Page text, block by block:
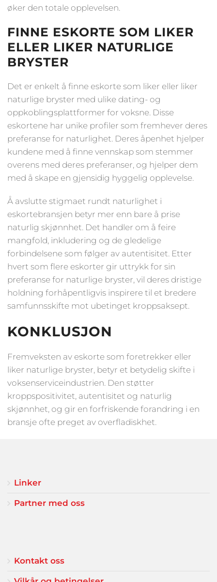
øker den totale opplevelsen.
FINNE ESKORTE SOM LIKER
ELLER LIKER NATURLIGE
BRYSTER
Det er enkelt å finne eskorte som liker eller liker
naturlige bryster med ulike dating- og
oppkoblingsplattformer for voksne. Disse
eskortene har unike profiler som fremhever deres
preferanse for naturlighet. Deres åpenhet hjelper
kundene med å finne vennskap som stemmer
overens med deres preferanser, og hjelper dem
med å skape en gjensidig hyggelig opplevelse.
Å avslutte stigmaet rundt naturlighet i
eskortebransjen betyr mer enn bare å prise
naturlig skjønnhet. Det handler om å feire
mangfold, inkludering og de gledelige
forbindelsene som følger av autentisitet. Etter
hvert som flere eskorter gir uttrykk for sin
preferanse for naturlige bryster, vil deres dristige
holdning forhåpentligvis inspirere til et bredere
samfunnsskifte mot ubetinget kroppsaksept.
KONKLUSJON
Fremveksten av eskorte som foretrekker eller
liker naturlige bryster, betyr et betydelig skifte i
voksenserviceindustrien. Den støtter
kroppspositivitet, autentisitet og naturlig
skjønnhet, og gir en forfriskende forandring i en
bransje ofte preget av overfladiskhet.
Linker
Partner med oss
Kontakt oss